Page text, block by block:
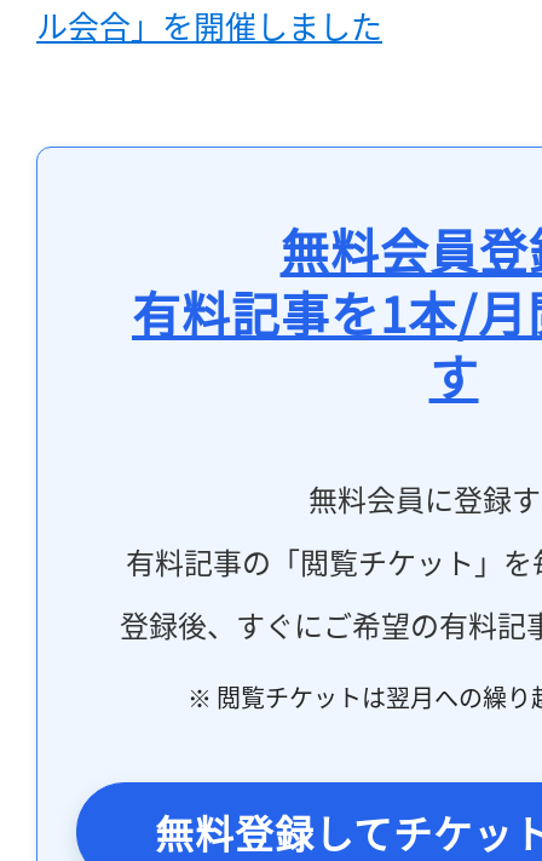
ル会合」を開催しました
無料会員
有料記事を1本/
す
無料会員に登録
有料記事の「閲覧チケット」
登録後、すぐにご希望の有料記
※ 閲覧チケットは翌月への繰り
無料登録してチケッ